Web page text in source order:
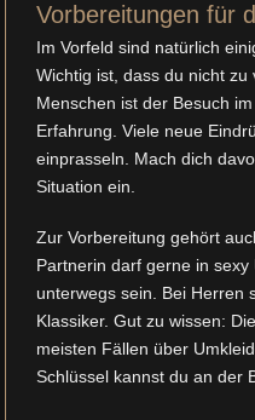
Vorbereitungen für
Im Vorfeld sind natürlich
Wichtig ist, dass du nicht
Menschen ist der Besuch
Erfahrung. Viele neue
einprasseln. Mach dich
Situation ein.
Zur Vorbereitung gehört
Partnerin darf gerne in
unterwegs sein. Bei Herren
Klassiker. Gut zu wissen:
meisten Fällen über
Schlüssel kannst du an der